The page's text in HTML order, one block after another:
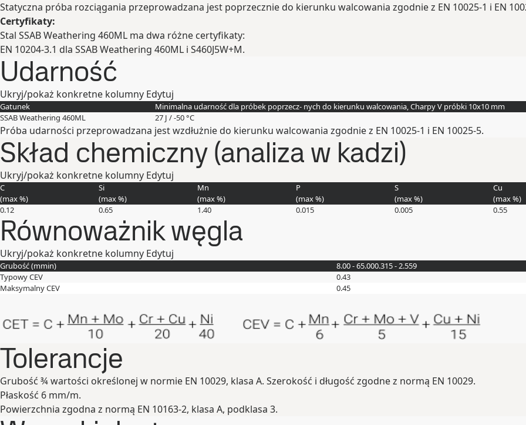
Statyczna próba rozciągania przeprowadzana jest poprzecznie do kierunku walcowania zgodnie z EN 10025-1 i EN
Certyfikaty:
Stal SSAB Weathering 460ML ma dwa różne certyfikaty:
EN 10204-3.1 dla SSAB Weathering 460ML i S460J5W+M.
Udarność
Ukryj/pokaż konkretne kolumny Edytuj
Gatunek
Minimalna udarność dla próbek poprzecz- nych do kierunku walcowania, Charpy V próbki 10x10 mm
SSAB Weathering 460ML
27 J / -50 °C
Próba udarności przeprowadzana jest wzdłużnie do kierunku walcowania zgodnie z EN 10025-1 i EN 10025-5.
Skład chemiczny (analiza w kadzi)
Ukryj/pokaż konkretne kolumny Edytuj
C
(max%)
Si
(max%)
Mn
(max%)
P
(max%)
S
(max%)
Cu
(max%)
0.12
0.65 1.40 0.015 0.005 0.55
Równoważnik węgla
Ukryj/pokaż konkretne kolumny Edytuj
Grubość (mmin) 8.00 - 65.000.315 - 2.559
Typowy CEV
0.43
Maksymalny CEV
0.45
Tolerancje
Grubość ¾ wartości określonej w normie EN 10029, klasa A. Szerokość i długość zgodne z normą EN 10029.
Płaskość 6 mm/m.
Powierzchnia zgodna z normą EN 10163-2, klasa A, podklasa 3.